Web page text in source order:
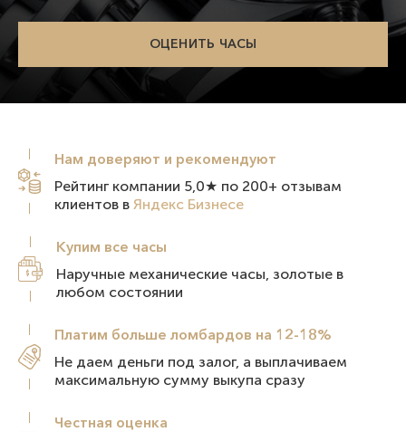
ОЦЕНИТЬ ЧАСЫ
Нам доверяют и рекомендуют
Рейтинг компании 5,0★ по 200+ отзывам
клиентов в Яндекс Бизнесе
Купим все часы
Наручные механические часы, золотые в
любом состоянии
Платим больше ломбардов на 12-18%
Не даем деньги под залог, а выплачиваем
максимальную сумму выкупа сразу
Честная оценка